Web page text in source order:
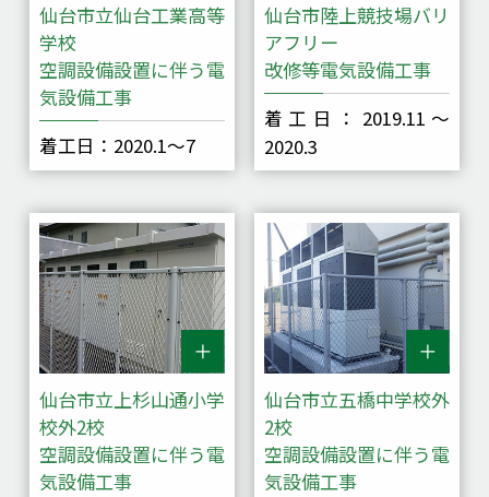
仙台市立仙台工業高等
学校
空調設備設置に伴う電
気設備工事
着工日：2020.1～7
仙台市陸上競技場バリ
アフリー
改修等電気設備工事
着工日：2019.11～
2020.3
仙台市立上杉山通小学
校外2校
空調設備設置に伴う電
気設備工事
仙台市立五橋中学校外
2校
空調設備設置に伴う電
気設備工事